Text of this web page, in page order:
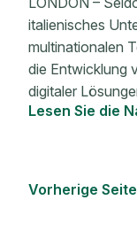
italienisches
multinationalen
die Entwicklung
digitaler
Lesen Sie die
Vorherige Seite